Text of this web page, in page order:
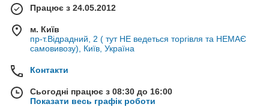
Працює з 24.05.2012
м. Київ
пр-т.Відрадний, 2 ( тут НЕ ведеться торгівля та НЕМАЄ
самовивозу), Київ, Україна
Контакти
Сьогодні працює з 08:30 до 16:00
Показати весь графік роботи